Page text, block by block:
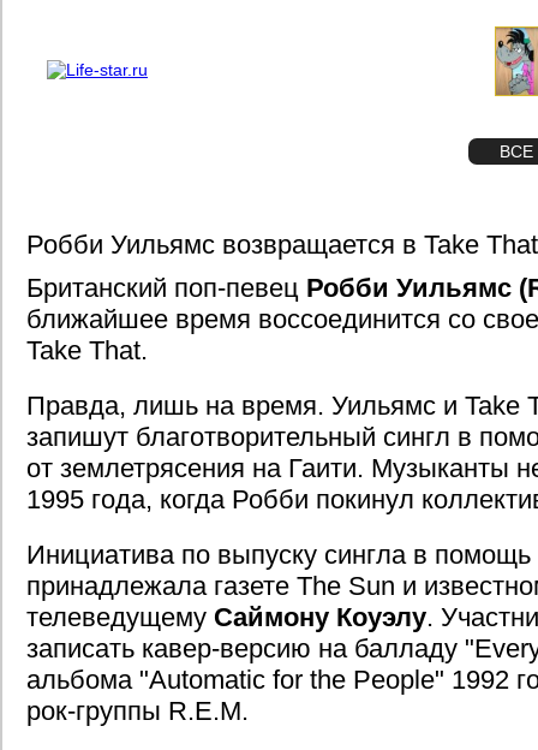
ВСЕ
Робби Уильямс возвращается в Take That
Британский поп-певец Робби Уильямс
ближайшее время воссоединится со
Take That.
Правда, лишь на время. Уильямс и Take
запишут благотворительный сингл в
от землетрясения на Гаити. Музыканты
1995 года, когда Робби покинул
Инициатива по выпуску сингла в помощь
принадлежала газете The Sun и
телеведущему Саймону Коуэлу.
записать кавер-версию на балладу
альбома "Automatic for the People" 1992
рок-группы R.E.M.